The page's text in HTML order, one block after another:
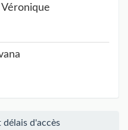
Véronique
d'accès